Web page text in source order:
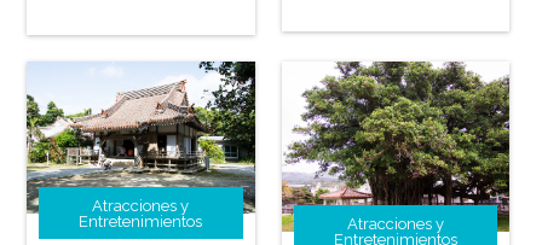
Atracciones y
Entretenimientos
Atracciones y
Entretenimientos